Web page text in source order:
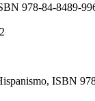
978-84-8489-
ISBN